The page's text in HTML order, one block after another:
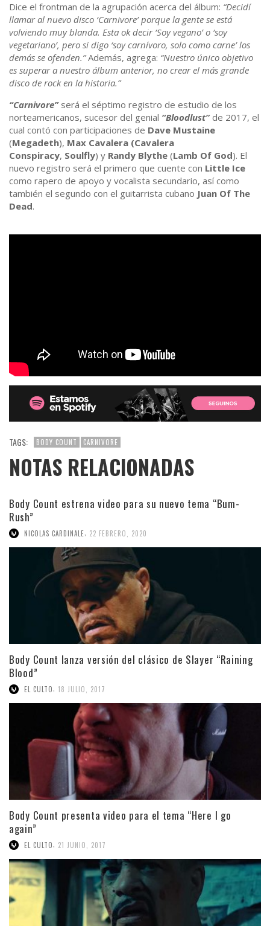
Dice el frontman de la agrupación acerca del álbum: “Decidí
llamar al nuevo disco ‘Carnivore’ porque la gente se está
volviendo muy blanda. Esta ok decir ‘Soy vegano’ o ‘soy
vegetariano’, pero si digo ‘soy carnívoro, solo como carne’ los
demás se ofenden.”Además, agrega: “Nuestro único objetivo
es superar a nuestro álbum anterior, no crear el más grande
disco de rock en la historia.”
“Carnivore”será el séptimo registro de estudio de los
norteamericanos, sucesor del genial “Bloodlust”de 2017, el
cual contó con participaciones de Dave Mustaine
(Megadeth), Max Cavalera (Cavalera
Conspiracy, Soulfly) y Randy Blythe (Lamb Of God). El
nuevo registro será el primero que cuente con Little Ice
como rapero de apoyo y vocalista secundario, así como
también el segundo con el guitarrista cubano Juan Of The
Dead.
TAGS: BODY COUNT CARNIVORE
NOTAS RELACIONADAS
Body Count estrena video para su nuevo tema “Bum-
Rush”
NICOLAS CARDINALE, 22 FEBRERO, 2020
Body Count lanza versión del clásico de Slayer “Raining
Blood”
EL CULTO, 18 JULIO, 2017
Body Count presenta video para el tema “Here I go
again”
EL CULTO 21 JUNIO, 2017